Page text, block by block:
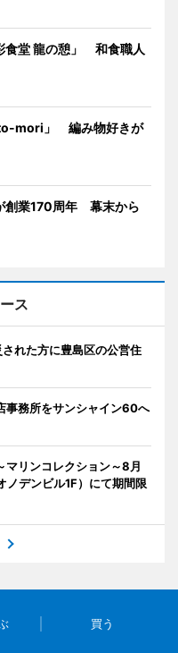
食堂 龍の憩」 和食職人
mori」 編み物好きが
創業170周年 幕末から
ス
れた方に豊島区の公営住
事務所をサンシャイン60へ
マリンコレクション～8月
ノデンビル1F）にて期間限
買う